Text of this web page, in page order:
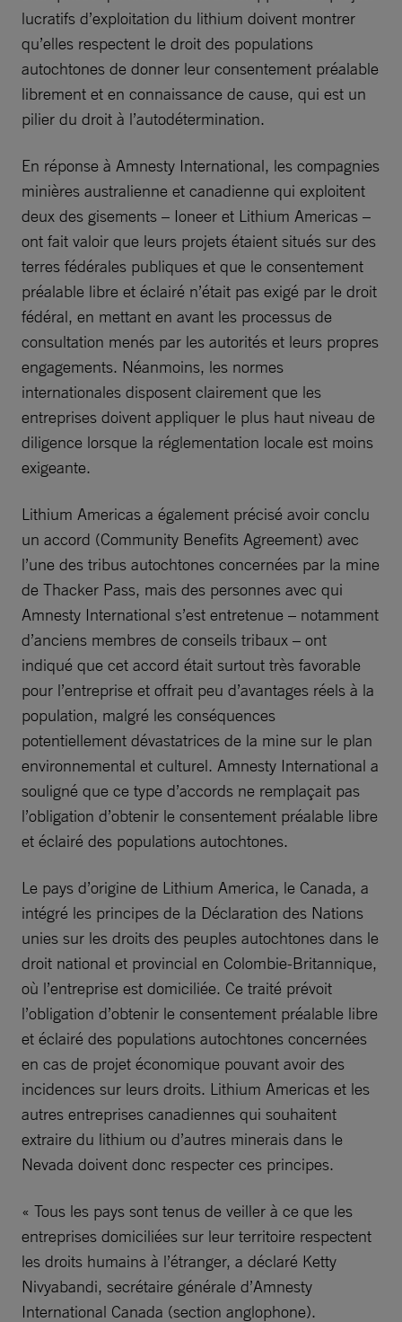
lucratifs d’exploitation du lithium doivent montrer
qu’elles respectent le droit des populations
autochtones de donner leur consentement préalable
librement et en connaissance de cause, qui est un
pilier du droit à l’autodétermination.
En réponse à Amnesty International, les compagnies
minières australienne et canadienne qui exploitent
deux des gisements – Ioneer et Lithium Americas –
ont fait valoir que leurs projets étaient situés sur des
terres fédérales publiques et que le consentement
préalable libre et éclairé n’était pas exigé par le droit
fédéral, en mettant en avant les processus de
consultation menés par les autorités et leurs propres
engagements. Néanmoins, les normes
internationales disposent clairement que les
entreprises doivent appliquer le plus haut niveau de
diligence lorsque la réglementation locale est moins
exigeante.
Lithium Americas a également précisé avoir conclu
un accord (Community Benefits Agreement) avec
l’une des tribus autochtones concernées par la mine
de Thacker Pass, mais des personnes avec qui
Amnesty International s’est entretenue – notamment
d’anciens membres de conseils tribaux – ont
indiqué que cet accord était surtout très favorable
pour l’entreprise et offrait peu d’avantages réels à la
population, malgré les conséquences
potentiellement dévastatrices de la mine sur le plan
environnemental et culturel. Amnesty International a
souligné que ce type d’accords ne remplaçait pas
l’obligation d’obtenir le consentement préalable libre
et éclairé des populations autochtones.
Le pays d’origine de Lithium America, le Canada, a
intégré les principes de la Déclaration des Nations
unies sur les droits des peuples autochtones dans le
droit national et provincial en Colombie-Britannique,
où l’entreprise est domiciliée. Ce traité prévoit
l’obligation d’obtenir le consentement préalable libre
et éclairé des populations autochtones concernées
en cas de projet économique pouvant avoir des
incidences sur leurs droits. Lithium Americas et les
autres entreprises canadiennes qui souhaitent
extraire du lithium ou d’autres minerais dans le
Nevada doivent donc respecter ces principes.
« Tous les pays sont tenus de veiller à ce que les
entreprises domiciliées sur leur territoire respectent
les droits humains à l’étranger, a déclaré Ketty
Nivyabandi, secrétaire générale d’Amnesty
International Canada (section anglophone).